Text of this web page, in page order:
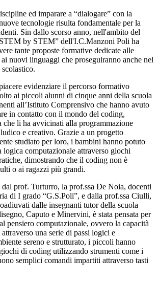
ed imparare a “dialogare” con la
tecnologie risulta fondamentale per la
Sin dallo scorso anno, nell'ambito del
by STEM” dell'I.C.Manzoni Poli ha
tante proposte formative dedicate alle
nuovi linguaggi che proseguiranno anche nel
evidenziare il percorso formativo
ai piccoli alunni di cinque anni della scuola
all’Istituto Comprensivo che hanno avuto
in contatto con il mondo del coding,
che li ha avvicinati alla programmazione
e creativo. Grazie a un progetto
studiato per loro, i bambini hanno potuto
logica computazionale attraverso giochi
dimostrando che il coding non è
o ai ragazzi più grandi.
dal prof. Turturro, la prof.ssa De Noia, docenti
di I grado “G.S.Poli”, e dalla prof.ssa Ciulli,
dalle insegnanti tutor della scuola
Caputo e Minervini, è stata pensata per
pensiero computazionale, ovvero la capacità
una serie di passi logici e
sereno e strutturato, i piccoli hanno
di coding utilizzando strumenti come i
semplici comandi impartiti attraverso tasti